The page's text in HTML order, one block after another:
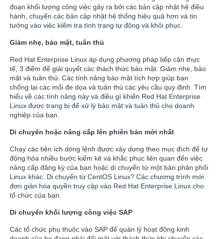
đoạn khối lượng công việc gây ra bởi các bản cập nhật hệ điều
hành, chuyển các bản cập nhật hệ thống hiệu quả hơn và tin
tưởng vào việc kiểm tra tình trạng tự động và khôi phục.
Giảm nhẹ, bảo mật, tuân thủ
Red Hat Enterprise Linux áp dụng phương pháp tiếp cận thực
tế, 3 điểm để giải quyết các thách thức bảo mật: Giảm nhẹ, bảo
mật và tuân thủ. Các tính năng bảo mật tích hợp giúp bạn
chống lại các mối đe dọa và tuân thủ các yêu cầu quy định. Tìm
hiểu về các tính năng này và điều gì khiến Red Hat Enterprise
Linux được trang bị để xử lý bảo mật và tuân thủ cho doanh
nghiệp của bạn.
Di chuyển hoặc nâng cấp lên phiên bản mới nhất
Chạy các tiện ích dòng lệnh được xây dựng theo mục đích để tự
động hóa nhiều bước kiểm kê và khắc phục liên quan đến việc
nâng cấp đăng ký của bạn hoặc di chuyển từ một bản phân phối
Linux khác. Di chuyển từ CentOS Linux? Các chương trình mới
đơn giản hóa quyền truy cập vào Red Hat Enterprise Linux cho
tổ chức của bạn.
Di chuyển khối lượng công việc SAP
Các tổ chức phụ thuộc vào SAP để quản lý hoạt động kinh